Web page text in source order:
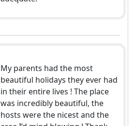
My parents had the most
beautiful holidays they ever had
in their entire lives ! The place
was incredibly beautiful, the
hosts were the nicest and the